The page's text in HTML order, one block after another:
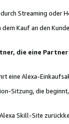
Streaming oder
Kauf an den
die eine
eine Alexa-
Sitzung, die
Skill-Site